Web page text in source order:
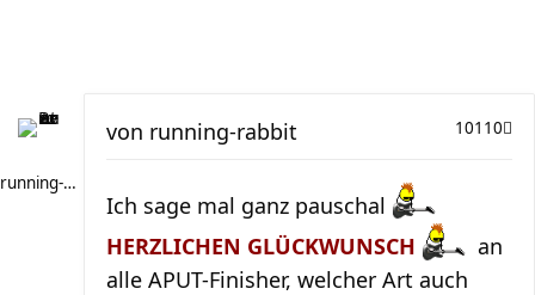
running-rabbit
10110
von running-rabbit
Ich sage mal ganz pauschal
HERZLICHEN GLÜCKWUNSCH
an
alle APUT-Finisher, welcher Art auch